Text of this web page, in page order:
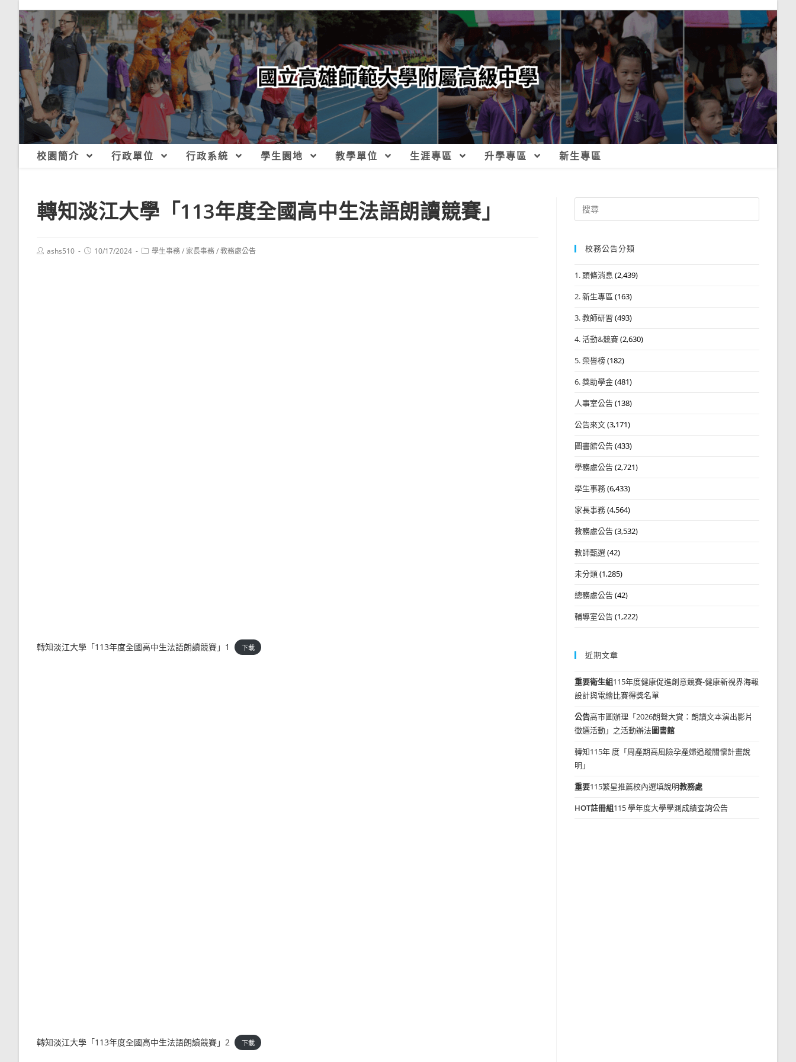
校園簡介 行政單位 行政系統 學生園地 教學單位 生涯專區 升學專區 新生專區
轉知淡江大學「113年度全國高中生法語朗讀競賽」
Postashs510
Post10/17/2024
Post學生事務/ 家長事務/教務處公告
轉知淡江大學「113年度全國高中生法語朗讀競賽」1 下載
轉知淡江大學「113年度全國高中生法語朗讀競賽」2 下載
Search
for:
校務公告分類
1. 頭條消息 (2,439)
2. 新生專區 (163)
3. 教師研習 (493)
4. 活動&競賽(2,630)
5. 榮譽榜(182)
6. 獎助學金(481)
人事室公告(138)
公告來文(3,171)
圖書館公告(433)
學務處公告(2,721)
學生事務(6,433)
家長事務(4,564)
教務處公告(3,532)
教師甄選(42)
未分類(1,285)
總務處公告(42)
輔導室公告(1,222)
近期文章
重要衛生組115年度健康促進創意競賽-健康新視界海報
設計與電繪比賽得獎名單
公告高市圖辦理「2026朗聲大賞：朗讀文本演出影片
徵選活動」之活動辦法圖書館
轉知115年 度「周產期高風險孕產婦追蹤關懷計畫說
明」
重要115繁星推薦校內選填說明教務處
HOT註冊組115 學年度大學學測成績查詢公告